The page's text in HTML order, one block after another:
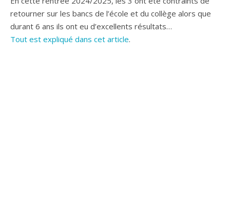
retourner sur les bancs de l’école et du collège alors que
durant 6 ans ils ont eu d’excellents résultats…
Tout est expliqué dans cet article.